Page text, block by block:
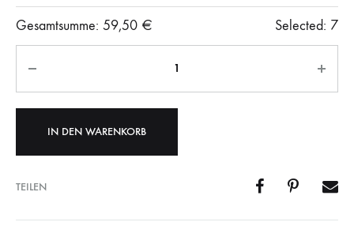
Gesamtsumme: 59,50 € Selected: 7
Anzahl
IN DEN WARENKORB
TEILEN